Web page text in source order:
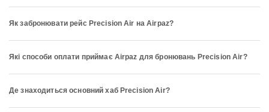
Як забронювати рейс Precision Air на Airpaz?
Які способи оплати приймає Airpaz для бронювань Precision Air?
Де знаходиться основний хаб Precision Air?